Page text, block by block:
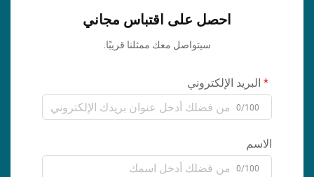
احصل على اقتباس مجاني
سيتواصل معك ممثلنا قريبًا.
البريد الإلكتروني
0/100
الاسم
0/100